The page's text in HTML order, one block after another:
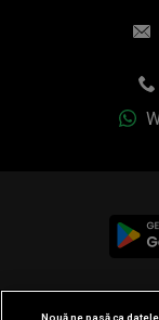
© 2019-2026
Nouă ne pasă ca